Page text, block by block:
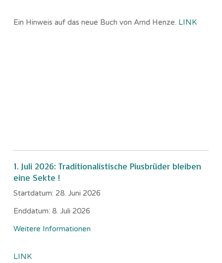
Ein Hinweis auf das neue Buch von Arnd Henze. LINK
1. Juli 2026: Traditionalistische Piusbrüder bleiben
eine Sekte !
Startdatum: 28. Juni 2026
Enddatum: 8. Juli 2026
Weitere Informationen
LINK